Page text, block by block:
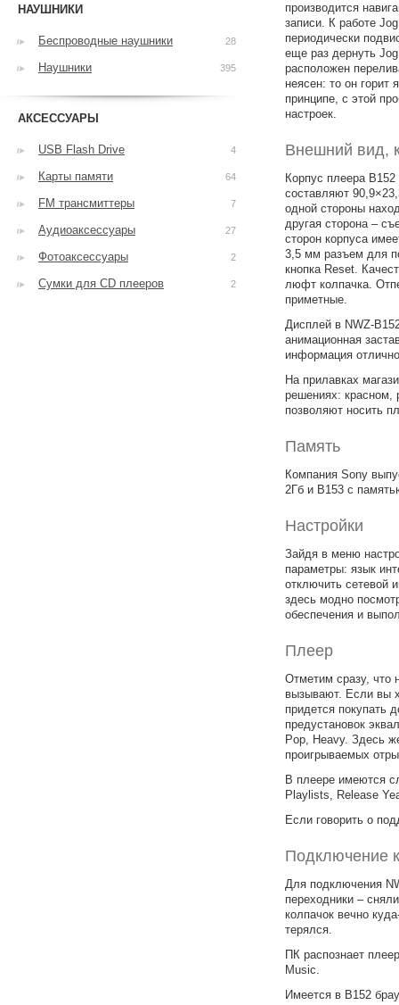
производится
записи. К работе
периодически
еще раз дернуть
расположен
неясен: то он
принципе, с этой
настроек.
Внешний вид,
Корпус плеера
составляют
одной стороны
другая сторона –
сторон корпуса
3,5 мм разъем для
кнопка Reset.
люфт колпачка.
приметные.
Дисплей в NWZ-
анимационная
информация
На прилавках
решениях: красном,
позволяют носить
Память
Компания Sony
2Гб и B153 с
Настройки
Зайдя в меню
параметры: язык
отключить сетевой
здесь модно
обеспечения и
Плеер
Отметим сразу, что
вызывают. Если вы
придется покупать
предустановок
Pop, Heavy. Здесь
проигрываемых
В плеере имеются
Playlists, Release
Если говорить о
Подключение
Для подключения
переходники –
колпачок вечно
терялся.
ПК распознает
Music.
Имеется в B152
НАУШНИКИ
Беспроводные наушники 28
Наушники 395
АКСЕССУАРЫ
USB Flash Drive 4
Карты памяти 64
FM трансмиттеры 7
Аудиоаксессуары 27
Фотоаксессуары 2
Сумки для CD плееров 2